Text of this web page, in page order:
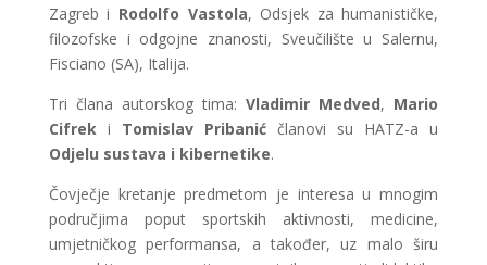
Zagreb i Rodolfo Vastola, Odsjek za humanističke,
filozofske i odgojne znanosti, Sveučilište u Salernu,
Fisciano (SA), Italija.
Tri člana autorskog tima:Vladimir Medved, Mario
Cifreki Tomislav Pribanićčlanovi su HATZ-a u
Odjelu sustava i kibernetike.
Čovječje kretanje predmetom je interesa u mnogim
područjima poput sportskih aktivnosti, medicine,
umjetničkog performansa, a također, uz malo širu